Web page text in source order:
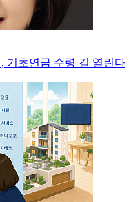
기초연금 수령 길 열린다